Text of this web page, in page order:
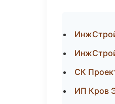
СК
ИП Кров